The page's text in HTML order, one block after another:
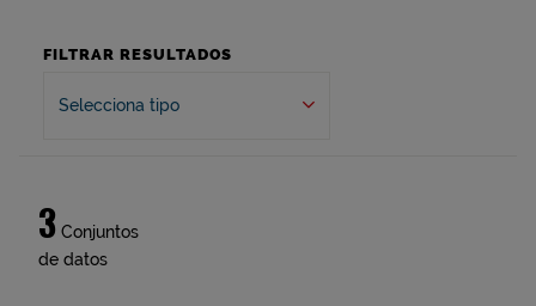
FILTRAR RESULTADOS
Selecciona tipo
3 Conjuntos
de datos